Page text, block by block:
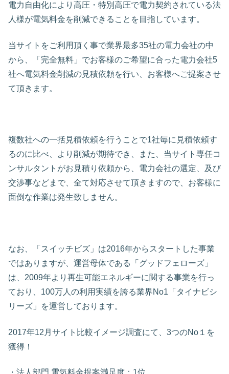
電力自由化により高圧・特別高圧で電力契約されている法
人様が電気料金を削減できることを目指しています。
当サイトをご利用頂く事で業界最多35社の電力会社の中
から、「完全無料」でお客様のご希望に合った電力会社5
社へ電気料金削減の見積依頼を行い、お客様へご提案させ
て頂きます。
複数社への一括見積依頼を行うことで1社毎に見積依頼す
るのに比べ、より削減が期待でき、また、当サイト専任コ
ンサルタントがお見積り依頼から、電力会社の選定、及び
交渉事などまで、全て対応させて頂きますので、お客様に
面倒な作業は発生致しません。
なお、「スイッチビズ」は2016年からスタートした事業
ではありますが、運営母体である「グッドフェローズ」
は、2009年より再生可能エネルギーに関する事業を行っ
ており、100万人の利用実績を誇る業界No1「タイナビシ
リーズ」を運営しております。
2017年12月サイト比較イメージ調査にて、3つのNo１を
獲得！
・法人部門 電気料金提案満足度：1位